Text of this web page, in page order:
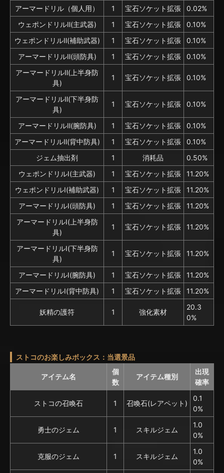
アーマードリル（個人用）
1 宝石ソケット拡張
0.02%
ウェポンドリルⅡ(主武器)
1 宝石ソケット拡張
0.10%
ウェポンドリルⅡ(補助武器)
1 宝石ソケット拡張
0.10%
アーマードリルⅡ(頭防具)
1 宝石ソケット拡張
0.10%
アーマードリルⅡ(上半身防
具)
1 宝石ソケット拡張 0.10%
アーマードリルⅡ(下半身防
具)
1 宝石ソケット拡張 0.10%
アーマードリルⅡ(腕防具) 1 宝石ソケット拡張
0.10%
アーマードリルⅡ(背中防具)
1 宝石ソケット拡張
0.10%
ジェム抽出剤
1 消耗品
0.50%
ウェポンドリルⅠ(主武器)
1 宝石ソケット拡張
11.20%
ウェポンドリルⅠ(補助武器)
1 宝石ソケット拡張
11.20%
アーマードリルⅠ(頭防具)
1 宝石ソケット拡張
11.20%
アーマードリルⅠ(上半身防
具)
1 宝石ソケット拡張 11.20%
アーマードリルⅠ(下半身防
具)
1 宝石ソケット拡張 11.20%
アーマードリルⅠ(腕防具) 1 宝石ソケット拡張
11.20%
アーマードリルⅠ(背中防具)
1 宝石ソケット拡張 11.20%
妖精の護符 1 強化素材
20.3
0%
ストコのお楽しみボックス：当選景品
アイテム名
個
数
アイテム種別
出現
確率
ストコの召喚石 1 召喚石(レアペット)
0.1
0%
勇士のジェム 1 スキルジェム
1.0
0%
克服のジェム 1 スキルジェム
1.0
0%